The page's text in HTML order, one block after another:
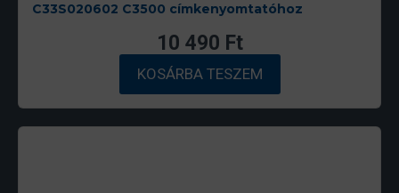
C33S020602 C3500 címkenyomtatóhoz
10 490 Ft
KOSÁRBA TESZEM